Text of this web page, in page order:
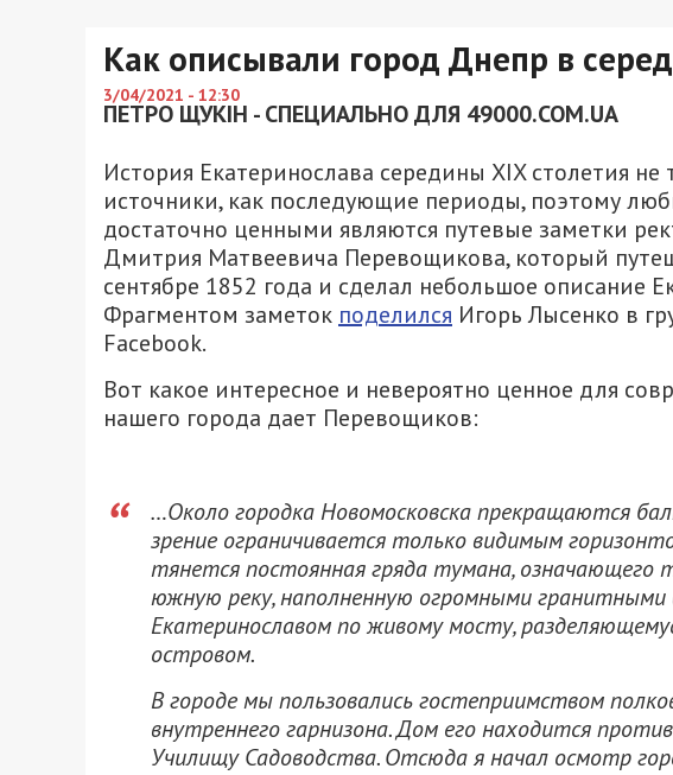
Как описывали город Днепр в
3/04/2021 - 12:30
ПЕТРО ЩУКІН - СПЕЦИАЛЬНО ДЛЯ 49000.COM.UA
История Екатеринослава середины XIX столетия не
источники, как последующие периоды, поэтому
достаточно ценными являются путевые заметки
Дмитрия Матвеевича Перевощикова, который
сентябре 1852 года и сделал небольшое описание
Фрагментом заметок поделился Игорь Лысенко в
Facebook.
Вот какое интересное и невероятно ценное для
нашего города дает Перевощиков:
…Около городка Новомосковска прекращаются
зрение ограничивается только видимым
тянется постоянная гряда тумана, означающего
южную реку, наполненную огромными гранитными
Екатеринославом по живому мосту,
островом.
В городе мы пользовались гостеприимством
внутреннего гарнизона. Дом его находится
Училищу Садоводства. Отсюда я начал осмотр